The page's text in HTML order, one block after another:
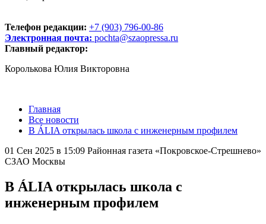
Телефон редакции: +7 (903) 796-00-86
Электронная почта: pochta@szaopressa.ru
Главный редактор:
Королькова Юлия Викторовна
Главная
Все новости
В ÁLIA открылась школа с инженерным профилем
01 Сен 2025 в 15:09 Районная газета «Покровское-Стрешнево»
СЗАО Москвы
В ÁLIA открылась школа с
инженерным профилем